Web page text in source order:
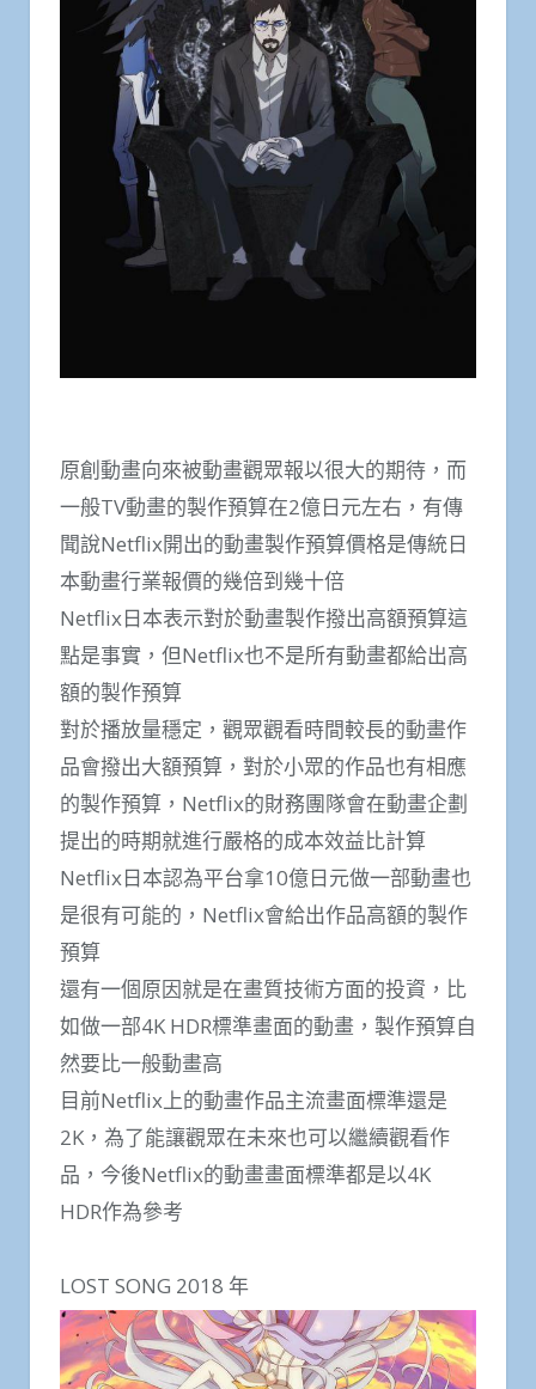
原創動畫向來被動畫觀眾報以很大的期待，而
一般TV動畫的製作預算在2億日元左右，有傳
聞說Netflix開出的動畫製作預算價格是傳統日
本動畫行業報價的幾倍到幾十倍
Netflix日本表示對於動畫製作撥出高額預算這
點是事實，但Netflix也不是所有動畫都給出高
額的製作預算
對於播放量穩定，觀眾觀看時間較長的動畫作
品會撥出大額預算，對於小眾的作品也有相應
的製作預算，Netflix的財務團隊會在動畫企劃
提出的時期就進行嚴格的成本效益比計算
Netflix日本認為平台拿10億日元做一部動畫也
是很有可能的，Netflix會給出作品高額的製作
預算
還有一個原因就是在畫質技術方面的投資，比
如做一部4K HDR標準畫面的動畫，製作預算自
然要比一般動畫高
目前Netflix上的動畫作品主流畫面標準還是
2K，為了能讓觀眾在未來也可以繼續觀看作
品，今後Netflix的動畫畫面標準都是以4K
HDR作為參考
LOST SONG 2018 年